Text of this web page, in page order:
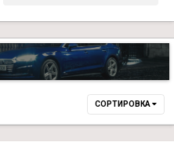
СОРТИРОВКА